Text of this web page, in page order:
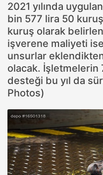
2021 yılında
bin 577 lira 50
kuruş olarak
işverene maliyeti
unsurlar
olacak. İşletmelerin
desteği bu yıl da
Photos)